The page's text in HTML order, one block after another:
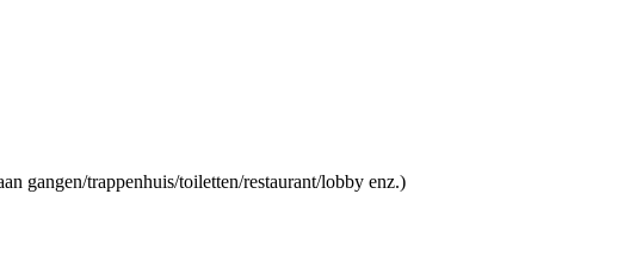
gangen/trappenhuis/toiletten/restaurant/lobby enz.)